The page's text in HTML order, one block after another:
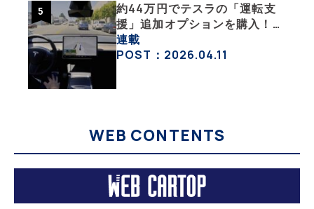
約44万円でテスラの「運転支
援」追加オプションを購入！
果たして価格以上の効果はあっ
たのか？【テスラ沼にはまった
連載
POST：2026.04.11
WEB CONTENTS